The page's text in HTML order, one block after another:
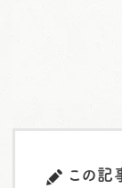
この記